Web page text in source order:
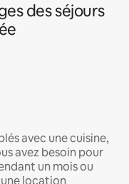
des séjours
avec une cuisine,
avez besoin pour
un mois ou